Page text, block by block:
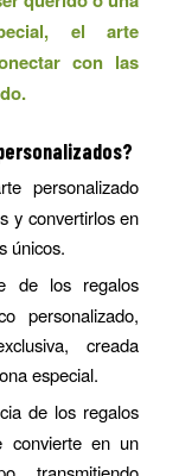
el arte
con las
personalizado
y convertirlos en
únicos.
de los regalos
personalizado,
creada
especial.
de los regalos
convierte en un